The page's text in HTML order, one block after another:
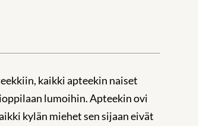
kaikki apteekin naiset
lumoihin. Apteekin ovi
kylän miehet sen sijaan eivät